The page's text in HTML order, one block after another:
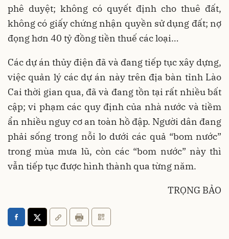
phê duyệt; không có quyết định cho thuê đất,
không có giấy chứng nhận quyền sử dụng đất; nợ
đọng hơn 40 tỷ đồng tiền thuế các loại…
Các dự án thủy điện đã và đang tiếp tục xây dựng,
việc quản lý các dự án này trên địa bàn tỉnh Lào
Cai thời gian qua, đã và đang tồn tại rất nhiều bất
cập; vi phạm các quy định của nhà nước và tiềm
ẩn nhiều nguy cơ an toàn hồ đập. Người dân đang
phải sống trong nỗi lo dưới các quả “bom nước”
trong mùa mưa lũ, còn các “bom nước” này thì
vẫn tiếp tục được hình thành qua từng năm.
TRỌNG BẢO